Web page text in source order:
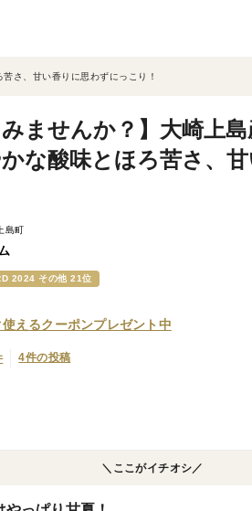
さ、甘い香りに思わずにっこり！
みませんか？】大崎上
な酸味とほろ苦さ、
島町
2024 その他 21位
えるクーポンプレゼント中
4件の投稿
＼ここがイチオシ／